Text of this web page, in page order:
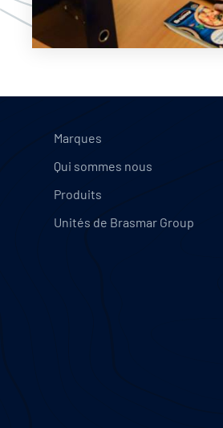
Marques
Qui sommes nous
Produits
Unités de Brasmar Group